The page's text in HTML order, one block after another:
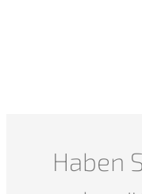
Haben